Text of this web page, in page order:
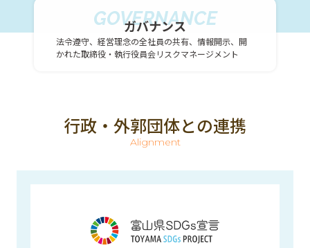
GOVERNANCE
ガバナンス
法令遵守、経営理念の全社員の共有、情報開示、開
かれた取締役・執行役員会リスクマネージメント
行政・外郭団体との連携
Alignment